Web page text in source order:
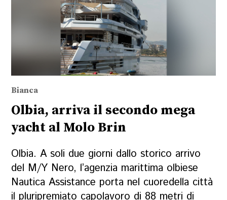
Bianca
Olbia, arriva il secondo mega
yacht al Molo Brin
Olbia. A soli due giorni dallo storico arrivo
del M/Y Nero, l’agenzia marittima olbiese
Nautica Assistance porta nel cuoredella città
il pluripremiato capolavoro di 88 metri di